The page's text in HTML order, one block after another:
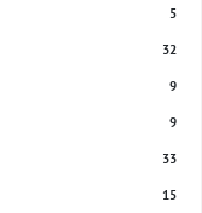
5
32
9
9
33
15